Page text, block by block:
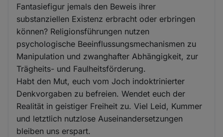
Fantasiefigur jemals den Beweis ihrer
substanziellen Existenz erbracht oder erbringen
können? Religionsführungen nutzen
psychologische Beeinflussungsmechanismen zu
Manipulation und zwanghafter Abhängigkeit, zur
Trägheits- und Faulheitsförderung.
Habt den Mut, euch vom Joch indoktrinierter
Denkvorgaben zu befreien. Wendet euch der
Realität in geistiger Freiheit zu. Viel Leid, Kummer
und letztlich nutzlose Auseinandersetzungen
bleiben uns erspart.